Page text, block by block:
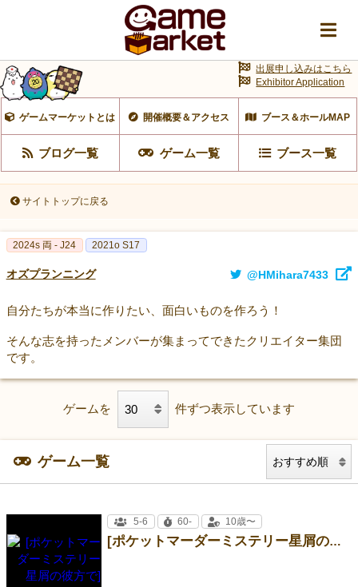
ゲームマーケットとは 開催概要＆アクセス ブース＆ホールMAP
ブログ一覧 ゲーム一覧 ブース一覧
出展申し込みはこちら
Exhibitor Application
サイトトップに戻る
2024s 両 - J24 2021o S17
オズプランニング @HMihara7433
自分たちが本当に作りたい、面白いものを作ろう！
そんな志を持ったメンバーが集まってできたクリエイター集団
です。
ゲームを 件ずつ表示しています
ゲーム一覧
[ポケットマーダーミステリー星屑の彼方で]
5-6 60- 10歳〜